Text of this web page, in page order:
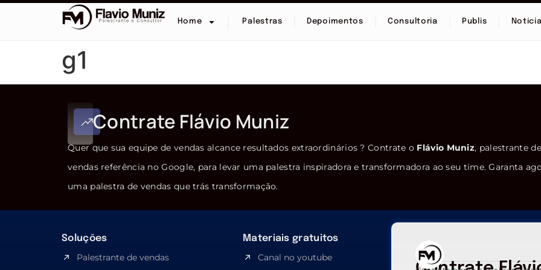
Home Palestras Depoimentos Consultoria Publis
g1
Contrate Flávio Muniz
Quer que sua equipe de vendas alcance resultados extraordinários ? Contrate o Flávio Muniz, palestrante de
vendas referência no Google, para levar uma palestra inspiradora e transformadora ao seu time. Garanta
uma palestra de vendas que trás transformação.
Soluções
Palestrante de vendas
Materiais gratuitos
Canal no youtube